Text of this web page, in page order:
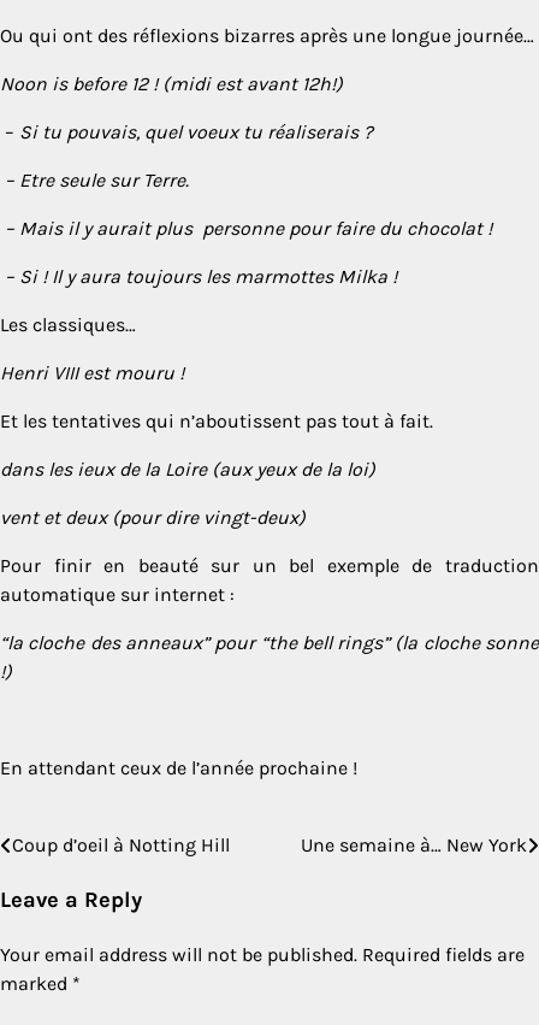
Ou qui ont des réflexions bizarres après une longue journée…
Noon is before 12 ! (midi est avant 12h!)
– Si tu pouvais, quel voeux tu réaliserais ?
– Etre seule sur Terre.
– Mais il y aurait plus personne pour faire du chocolat !
– Si ! Il y aura toujours les marmottes Milka !
Les classiques…
Henri VIII est mouru !
Et les tentatives qui n’aboutissent pas tout à fait.
dans les ieux de la Loire (aux yeux de la loi)
vent et deux (pour dire vingt-deux)
Pour finir en beauté sur un bel exemple de traduction
automatique sur internet :
“la cloche des anneaux” pour “the bell rings” (la cloche sonne
!)
En attendant ceux de l’année prochaine !
Post
navigation
Coup d’oeil à Notting Hill Une semaine à… New York
Leave a Reply
Your email address will not be published. Required fields are
marked *